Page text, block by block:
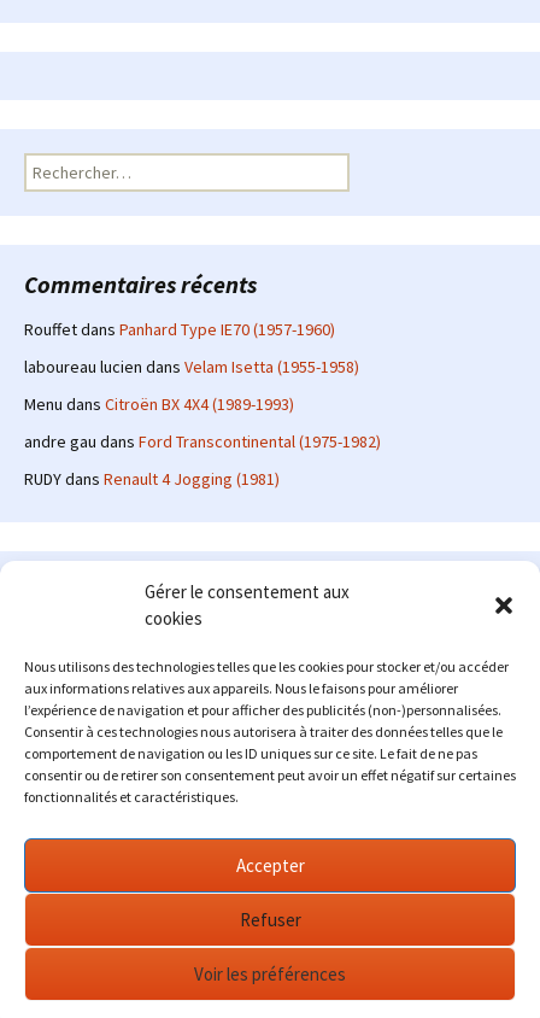
Gérer le consentement aux
cookies
Nous utilisons des technologies telles que les cookies pour stocker et/ou accéder
aux informations relatives aux appareils. Nous le faisons pour améliorer
l’expérience de navigation et pour afficher des publicités (non-)personnalisées.
Consentir à ces technologies nous autorisera à traiter des données telles que le
comportement de navigation ou les ID uniques sur ce site. Le fait de ne pas
consentir ou de retirer son consentement peut avoir un effet négatif sur certaines
fonctionnalités et caractéristiques.
Accepter
Refuser
Voir les préférences
Rechercher :
Commentaires récents
Rouffetdans Panhard Type IE70 (1957-1960)
laboureau lucien dans Velam Isetta (1955-1958)
Menu dans Citroën BX 4X4 (1989-1993)
andre gau dans Ford Transcontinental (1975-1982)
RUDYdans Renault 4 Jogging (1981)
Le site en quelques mots
: passionné d'automobile ancienne depuis de
nombreuses années, j'ai commencé à partager ma passion sur
internet à partir de 2009 au travers d'un blog qui a connu un relatif
succès. Fin 2013, je décide de prendre mon autonomie et me lancer
avec mon propre site : l'Automobile Ancienne.
Me contacter : alex(at)lautomobileancienne.com
Fièrement propulsé par WordPress